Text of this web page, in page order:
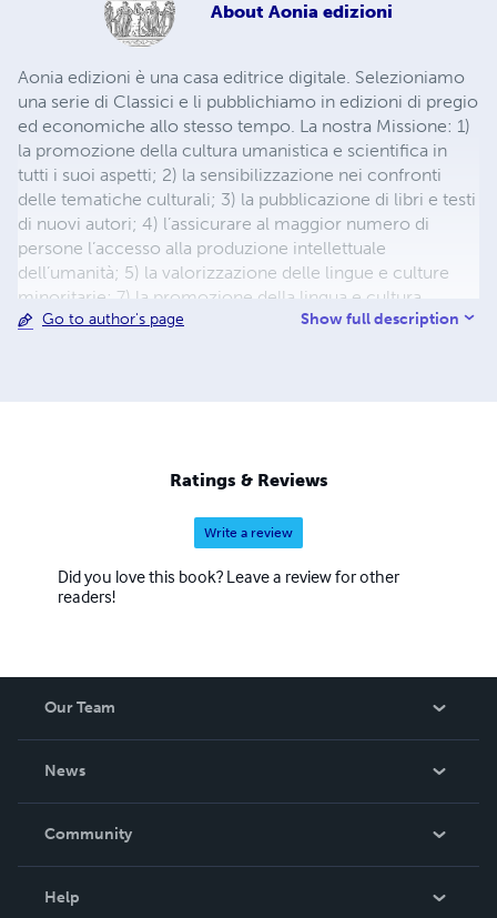
About Aonia edizioni
Aonia edizioni è una casa editrice digitale. Selezioniamo
una serie di Classici e li pubblichiamo in edizioni di pregio
ed economiche allo stesso tempo. La nostra Missione: 1)
la promozione della cultura umanistica e scientifica in
tutti i suoi aspetti; 2) la sensibilizzazione nei confronti
delle tematiche culturali; 3) la pubblicazione di libri e testi
di nuovi autori; 4) l’assicurare al maggior numero di
persone l’accesso alla produzione intellettuale
dell’umanità; 5) la valorizzazione delle lingue e culture
minoritarie; 7) la promozione della lingua e cultura
italiana.
Go to author's page Show full description
Ratings & Reviews
Write a review
Did you love this book? Leave a review for other
readers!
Our Team
News
In The News
Community
Help